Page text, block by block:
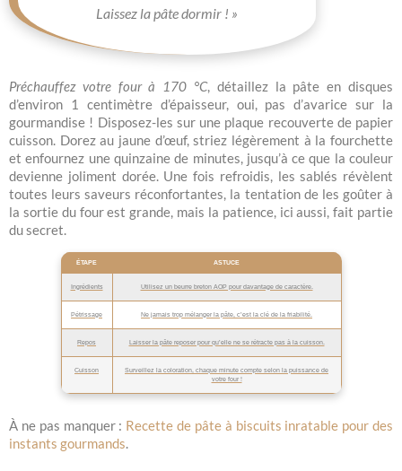
Laissez la pâte dormir ! »
Préchauffez votre four à 170 °C, détaillez la pâte en disques
d’environ 1 centimètre d’épaisseur, oui, pas d’avarice sur la
gourmandise ! Disposez-les sur une plaque recouverte de papier
cuisson. Dorez au jaune d’œuf, striez légèrement à la fourchette
et enfournez une quinzaine de minutes, jusqu’à ce que la couleur
devienne joliment dorée. Une fois refroidis, les sablés révèlent
toutes leurs saveurs réconfortantes, la tentation de les goûter à
la sortie du four est grande, mais la patience, ici aussi, fait partie
du secret.
ÉTAPE ASTUCE
Ingrédients Utilisez un beurre breton AOP pour davantage de caractère.
Pétrissage Ne jamais trop mélanger la pâte, c’est la clé de la friabilité.
Repos Laisser la pâte reposer pour qu’elle ne se rétracte pas à la cuisson.
Cuisson
Surveillez la coloration, chaque minute compte selon la puissance de
votre four !
À ne pas manquer : Recette de pâte à biscuits inratable pour des
instants gourmands.